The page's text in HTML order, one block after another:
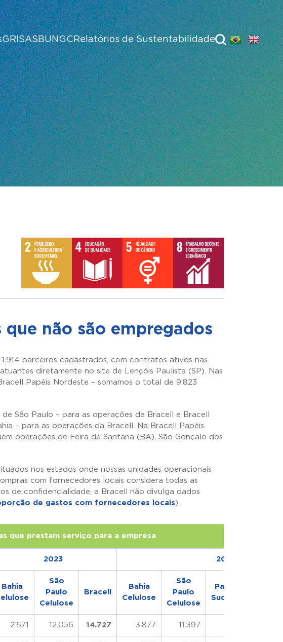
GRISASBUNGC Relatórios de Sustentabilidade
que não são empregados
parceiros cadastrados, com contratos ativos nas
diretamente no site de Lençóis Paulista (SP). Nas
Papéis Nordeste – somamos o total de 9.823
São Paulo – para as operações da Bracell e Bracell
– para as operações da Bracell. Na Bracell Papéis
operações de Feira de Santana (BA), São Gonçalo dos
nos estados onde nossas unidades operacionais
com fornecedores locais considera todas as
de confidencialidade, a Bracell não divulga dados
de gastos com fornecedores locais).
que prestam serviço para a empresa
2023 2024
Bahia
São
Paulo
Celulose
Bracell
Bahia
Celulose
São
Paulo
Celulose
Papéis
Sudeste
2.671 12.056 14.727 3.877 11.397